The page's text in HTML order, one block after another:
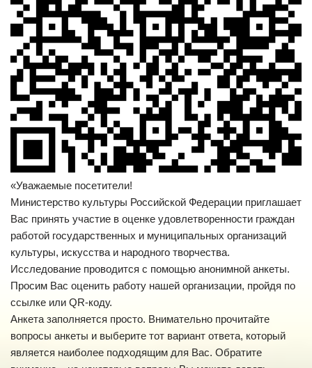
«Уважаемые посетители!
Министерство культуры Российской Федерации приглашает
Вас принять участие в оценке удовлетворенности граждан
работой государственных и муниципальных организаций
культуры, искусства и народного творчества.
Исследование проводится с помощью анонимной анкеты.
Просим Вас оценить работу нашей организации, пройдя по
ссылке или QR-коду.
Анкета заполняется просто. Внимательно прочитайте
вопросы анкеты и выберите тот вариант ответа, который
является наиболее подходящим для Вас. Обратите